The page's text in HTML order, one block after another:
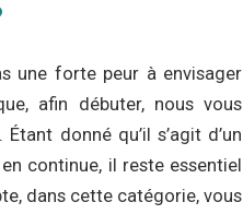
une forte peur à envisager
afin débuter, nous vous
donné qu’il s’agit d’un
continue, il reste essentiel
dans cette catégorie, vous